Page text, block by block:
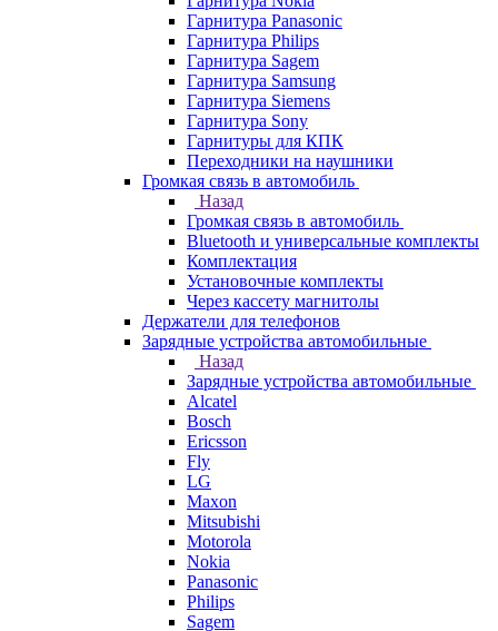
Гарнитура Panasonic
Гарнитура Philips
Гарнитура Sagem
Гарнитура Samsung
Гарнитура Siemens
Гарнитура Sony
Гарнитуры для КПК
Переходники на наушники
Громкая связь в автомобиль
Назад
Громкая связь в автомобиль
Bluetooth и универсальные комплекты
Комплектация
Установочные комплекты
Через кассету магнитолы
Держатели для телефонов
Зарядные устройства автомобильные
Назад
Зарядные устройства автомобильные
Alcatel
Bosch
Ericsson
Fly
LG
Maxon
Mitsubishi
Motorola
Nokia
Panasonic
Philips
Sagem